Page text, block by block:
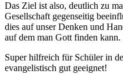
Das Ziel ist also, deutlich zu
Gesellschaft gegenseitig
dies auf unser Denken und
auf dem man Gott finden kann.
Super hilfreich für Schüler in
evangelistisch gut geeignet!